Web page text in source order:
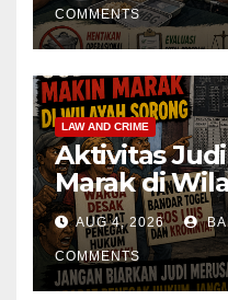
Dihentikan &
Menyeluruh
COMMENTS
LAW AND CRIME
Aktivitas
Marak di
Warga
Tangkap
Kroninya
AUG 4, 2026
COMMENTS